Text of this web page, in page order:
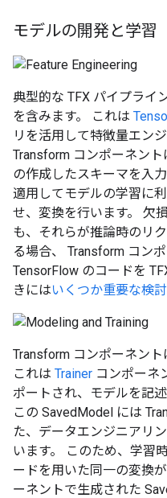
モデルの開発と学習
典型的な TFX パイプライ
を含みます。 これは
リを活用して特徴量エン
Transform コンポーネント
の作成したスキーマを入力
適用してモデルの学習に
せ、変換を行います。 欠
も、それらが推論時のリ
る場合、 Transform コン
TensorFlow のコードを
きにはいくつか重要な検
Transform コンポーネント
これは Trainer コンポーネ
ポートされ、モデルを記
この SavedModel には
た、データエンジニアリ
います。 このため、学習
ードを用いた同一の変換
ーネントで生成された